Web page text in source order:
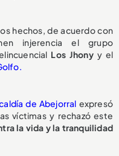
hechos, de acuerdo con
injerencia el grupo
Los Jhonyy el
de Abejorral expresó
víctimas y rechazó este
la vida y la tranquilidad